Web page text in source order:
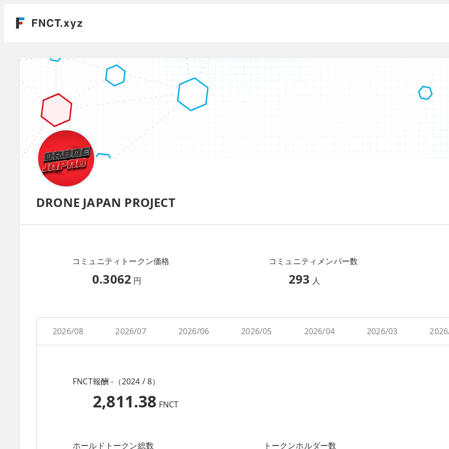
DRONE JAPAN PROJECT
コミュニティトークン価格
0.3062 円
コミュニティメンバー数
293 人
2026/08 2026/07 2026/06 2026/05 2026/04 2026/03
FNCT報酬 -（2024 / 8）
2,811.38 FNCT
ホールドトークン総数 トークンホルダー数